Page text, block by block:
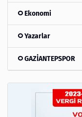
Ekonomi
Yazarlar
GAZİANTEPSPOR